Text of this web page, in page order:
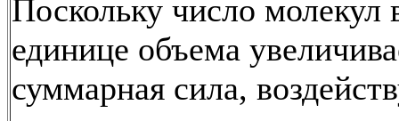
Поскольку число молекул
единице объема
суммарная сила,